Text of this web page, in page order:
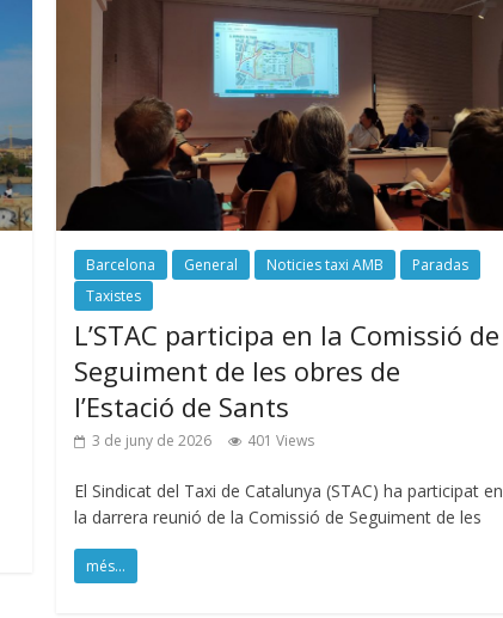
Barcelona General Noticies taxi AMB
Paradas
Taxistes
L’STAC participa en la Comissió de
Seguiment de les obres de
l’Estació de Sants
3 de juny de 2026 401 Views
El Sindicat del Taxi de Catalunya (STAC) ha participat en
la darrera reunió de la Comissió de Seguiment de les
més...